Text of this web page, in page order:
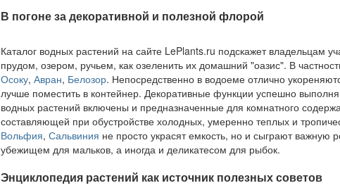
В погоне за декоративной и полезной флорой
Каталог водных растений на сайте LePlants.ru подскажет владельцам
прудом, озером, ручьем, как озеленить их домашний "оазис". В
Осоку, Авран, Белозор. Непосредственно в водоеме отлично
лучше поместить в контейнер. Декоративные функции успешно
водных растений включены и предназначенные для комнатного
составляющей при обустройстве холодных, умеренно теплых и
Вольфия, Сальвиния не просто украсят емкость, но и сыграют важную
убежищем для мальков, а иногда и деликатесом для рыбок.
Энциклопедия растений как источник полезных советов